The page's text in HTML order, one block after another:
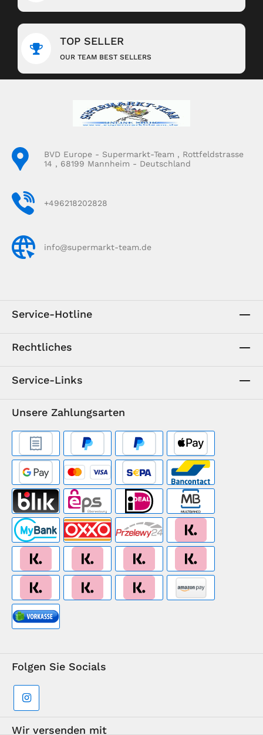
TOP SELLER
OUR TEAM BEST SELLERS
BVD Europe - Supermarkt-Team , Rottfeldstrasse
14 , 68199 Mannheim - Deutschland
+496218202828
info@supermarkt-team.de
Service-Hotline
Rechtliches
Service-Links
Unsere Zahlungsarten
Folgen Sie Socials
Wir versenden mit